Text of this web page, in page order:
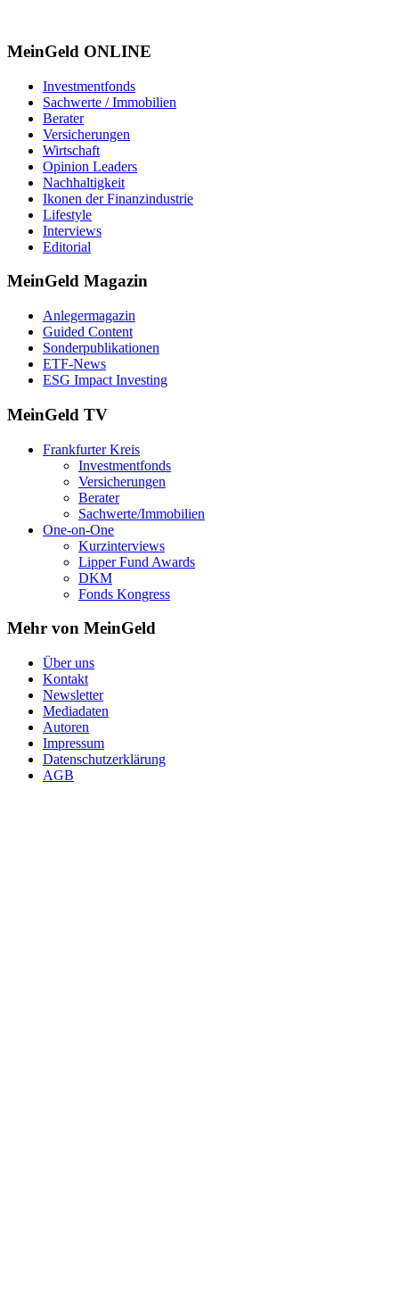
MeinGeld ONLINE
Investmentfonds
Sachwerte / Immobilien
Berater
Versicherungen
Wirtschaft
Opinion Leaders
Nachhaltigkeit
Ikonen der Finanzindustrie
Lifestyle
Interviews
Editorial
MeinGeld Magazin
Anlegermagazin
Guided Content
Sonderpublikationen
ETF-News
ESG Impact Investing
MeinGeld TV
Frankfurter Kreis
Investmentfonds
Versicherungen
Berater
Sachwerte/Immobilien
One-on-One
Kurzinterviews
Lipper Fund Awards
DKM
Fonds Kongress
Mehr von MeinGeld
Über uns
Kontakt
Newsletter
Mediadaten
Autoren
Impressum
Datenschutzerklärung
AGB